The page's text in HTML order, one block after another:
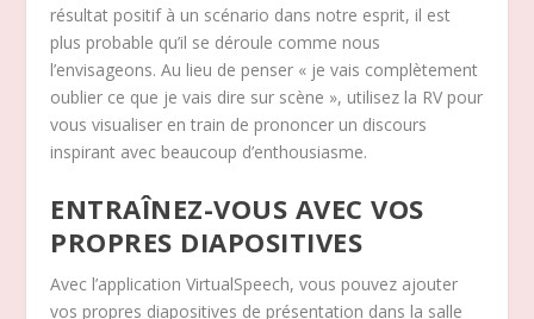
résultat positif à un scénario dans notre esprit, il est
plus probable qu’il se déroule comme nous
l’envisageons. Au lieu de penser « je vais complètement
oublier ce que je vais dire sur scène », utilisez la RV pour
vous visualiser en train de prononcer un discours
inspirant avec beaucoup d’enthousiasme.
ENTRAÎNEZ-VOUS AVEC VOS
PROPRES DIAPOSITIVES
Avec l’application VirtualSpeech, vous pouvez ajouter
vos propres diapositives de présentation dans la salle